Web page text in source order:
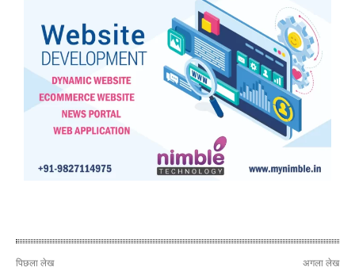
पिछला लेख अगला लेख